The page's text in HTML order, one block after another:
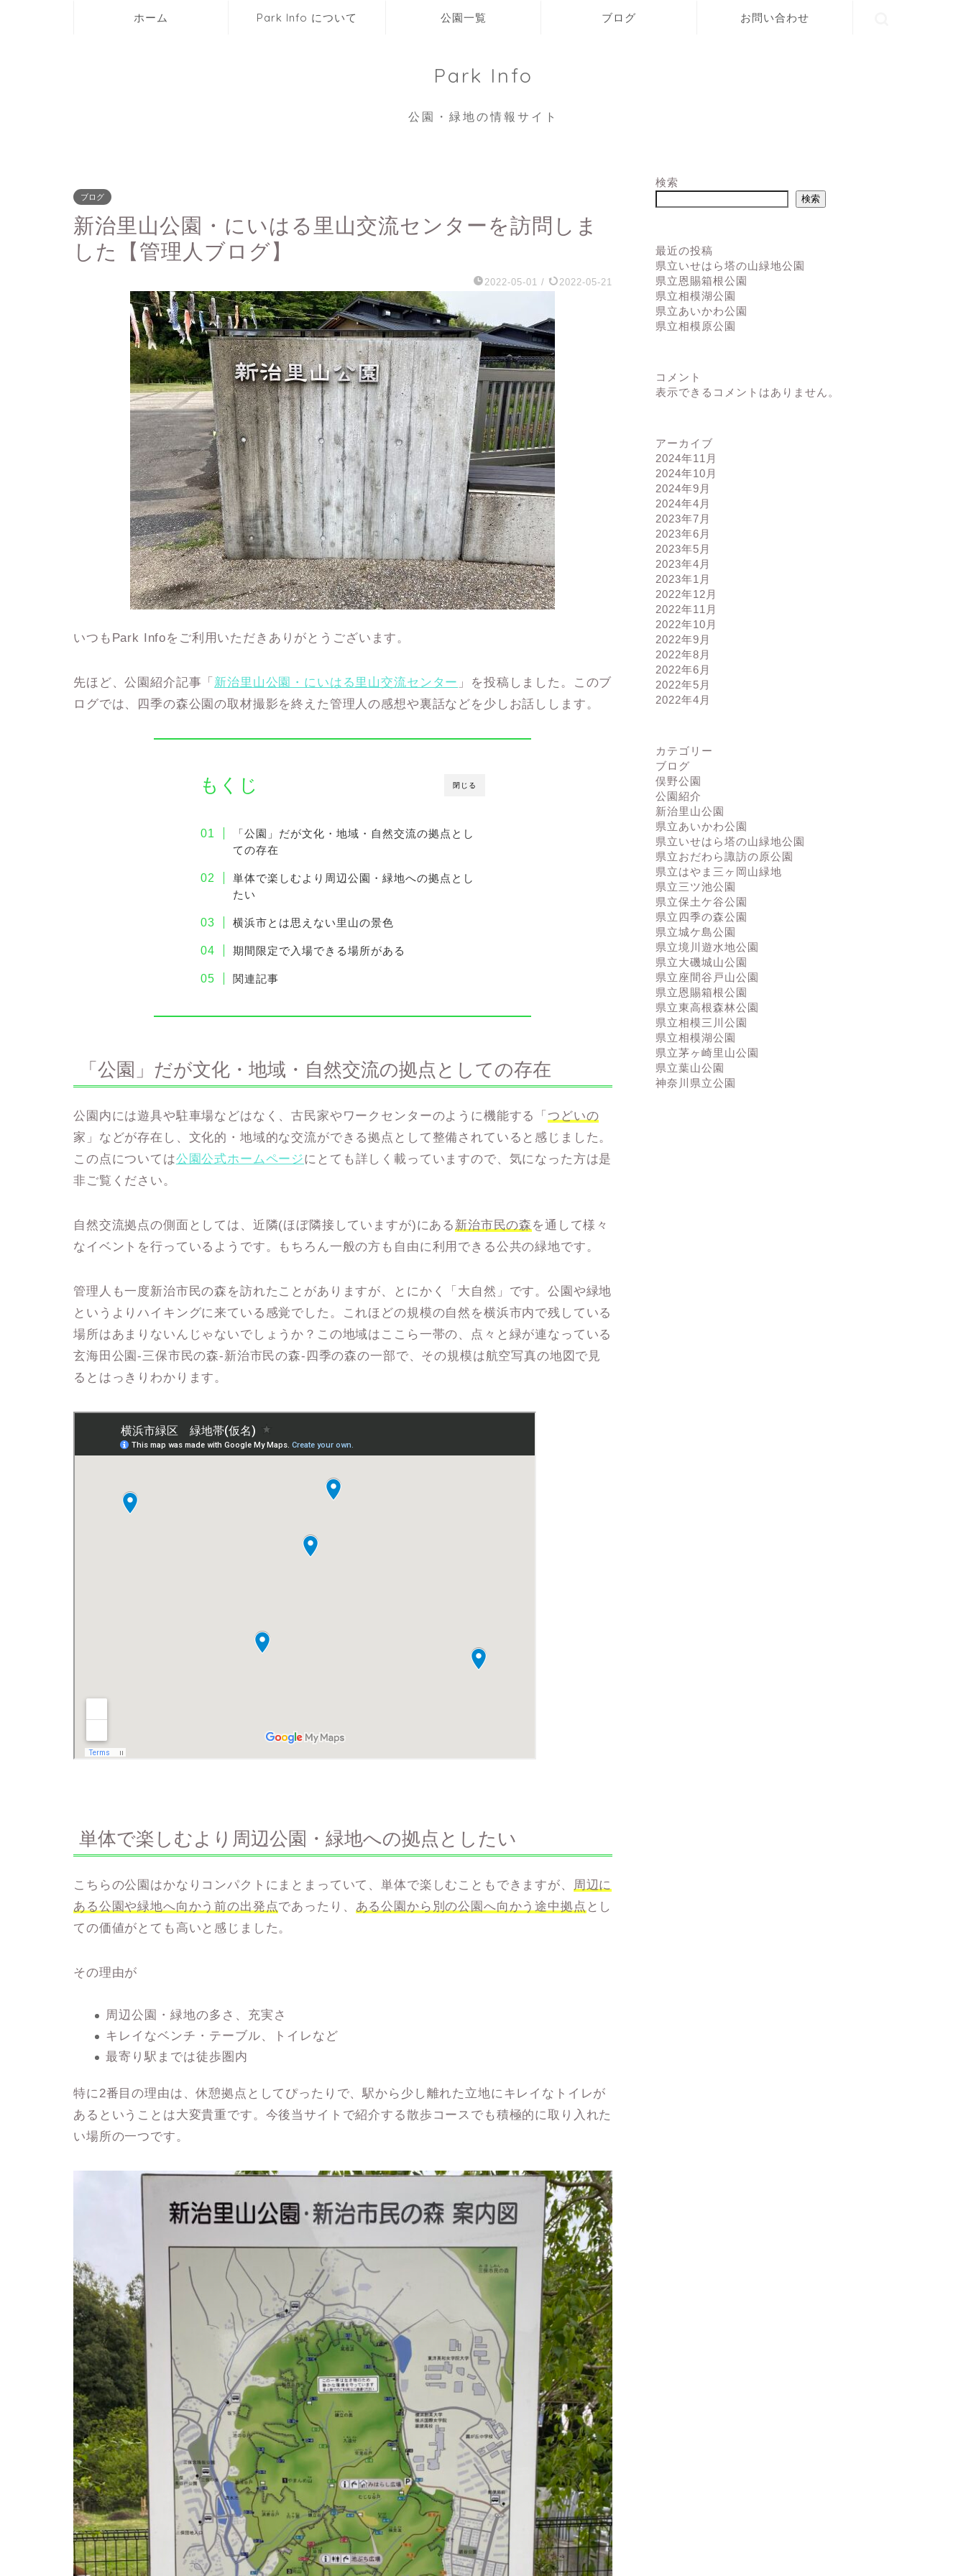
ホーム Park Info について 公園一覧 ブログ お問い合わせ
Park Info
公園・緑地の情報サイト
ブログ
新治里山公園・にいはる里山交流センターを訪問しま
した【管理人ブログ】
2022-05-01 / 2022-05-21
いつもPark Infoをご利用いただきありがとうございます。
先ほど、公園紹介記事「 新治里山公園・にいはる里山交流センター 」を投稿しました。このブ
ログでは、四季の森公園の取材撮影を終えた管理人の感想や裏話などを少しお話しします。
閉じる
もくじ
「公園」だが文化・地域・自然交流の拠点とし
ての存在
単体で楽しむより周辺公園・緑地への拠点とし
たい
横浜市とは思えない里山の景色
期間限定で入場できる場所がある
関連記事
「公園」だが文化・地域・自然交流の拠点としての存在
公園内には遊具や駐車場などはなく、古民家やワークセンターのように機能する「 つどいの
家」などが存在し、文化的・地域的な交流ができる拠点として整備されていると感じました。
この点については公園公式ホームページにとても詳しく載っていますので、気になった方は是
非ご覧ください。
自然交流拠点の側面としては、近隣(ほぼ隣接していますが)にある 新治市民の森 を通して様々
なイベントを行っているようです。もちろん一般の方も自由に利用できる公共の緑地です。
管理人も一度新治市民の森を訪れたことがありますが、 とにかく「大自然」 です。公園や緑地
というよりハイキングに来ている感覚でした。これほどの規模の自然を横浜市内で残している
場所はあまりないんじゃないでしょうか？この地域はここら一帯の、点々と緑が連なっている
玄海田公園‐三保市民の森‐新治市民の森‐四季の森の一部で、その規模は航空写真の地図で見
るとはっきりわかります。
単体で楽しむより周辺公園・緑地への拠点としたい
こちらの公園はかなりコンパクトにまとまっていて、単体で楽しむこともできますが、
周辺に
ある公園や緑地へ向かう前の出発点であったり、 ある公園から別の公園へ向かう途中拠点 とし
ての価値がとても高いと感じました。
その理由が
周辺公園・緑地の多さ、充実さ
キレイなベンチ・テーブル、トイレなど
最寄り駅までは徒歩圏内
特に2番目の理由は、休憩拠点としてぴったりで、駅から少し離れた立地にキレイなトイレが
あるということは大変貴重です。今後当サイトで紹介する散歩コースでも積極的に取り入れた
い場所の一つです。
検索
検索
最近の投稿
県立いせはら塔の山緑地公園
県立恩賜箱根公園
県立相模湖公園
県立あいかわ公園
県立相模原公園
コメント
表示できるコメントはありません。
アーカイブ
2024年11月
2024年10月
2024年9月
2024年4月
2023年7月
2023年6月
2023年5月
2023年4月
2023年1月
2022年12月
2022年11月
2022年10月
2022年9月
2022年8月
2022年6月
2022年5月
2022年4月
カテゴリー
ブログ
俣野公園
公園紹介
新治里山公園
県立あいかわ公園
県立いせはら塔の山緑地公園
県立おだわら諏訪の原公園
県立はやま三ヶ岡山緑地
県立三ツ池公園
県立保土ケ谷公園
県立四季の森公園
県立城ケ島公園
県立境川遊水地公園
県立大磯城山公園
県立座間谷戸山公園
県立恩賜箱根公園
県立東高根森林公園
県立相模三川公園
県立相模湖公園
県立茅ヶ崎里山公園
県立葉山公園
神奈川県立公園